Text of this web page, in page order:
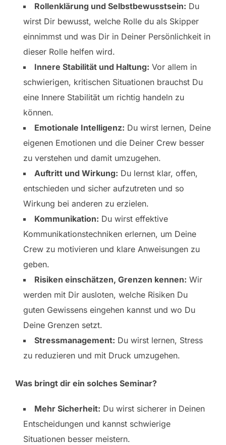
Rollenklärung und Selbstbewusstsein: Du
wirst Dir bewusst, welche Rolle du als Skipper
einnimmst und was Dir in Deiner Persönlichkeit in
dieser Rolle helfen wird.
Innere Stabilität und Haltung: Vor allem in
schwierigen, kritischen Situationen brauchst Du
eine Innere Stabilität um richtig handeln zu
können.
Emotionale Intelligenz: Du wirst lernen, Deine
eigenen Emotionen und die Deiner Crew besser
zu verstehen und damit umzugehen.
Auftritt und Wirkung: Du lernst klar, offen,
entschieden und sicher aufzutreten und so
Wirkung bei anderen zu erzielen.
Kommunikation: Du wirst effektive
Kommunikationstechniken erlernen, um Deine
Crew zu motivieren und klare Anweisungen zu
geben.
Risiken einschätzen, Grenzen kennen: Wir
werden mit Dir ausloten, welche Risiken Du
guten Gewissens eingehen kannst und wo Du
Deine Grenzen setzt.
Stressmanagement: Du wirst lernen, Stress
zu reduzieren und mit Druck umzugehen.
Was bringt dir ein solches Seminar?
Mehr Sicherheit: Du wirst sicherer in Deinen
Entscheidungen und kannst schwierige
Situationen besser meistern.